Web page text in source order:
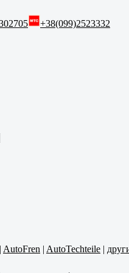
+38(099)2523332
AutoFren | AutoTechteile |